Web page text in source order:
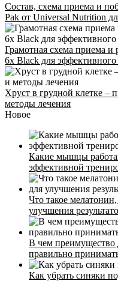
Состав, схема приема и
Pak от Universal Nutrition
Грамотная схема приема и
6x Black для эффективного
Хруст в грудной клетке
методы лечения
Новое
Какие мышцы
эффективной
Что такое
улучшения
В чем преимущество
правильно
Как убрать синяки